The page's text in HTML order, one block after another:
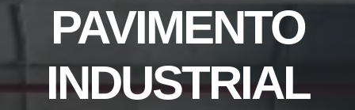
PAVIMENTO
INDUSTRIAL